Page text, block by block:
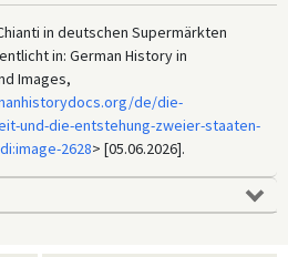
in deutschen Supermärkten
in: German History in
Images,
de/die-
und-die-entstehung-zweier-staaten-
2628> [05.06.2026].